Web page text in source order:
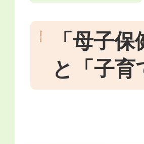
「母子
と「子